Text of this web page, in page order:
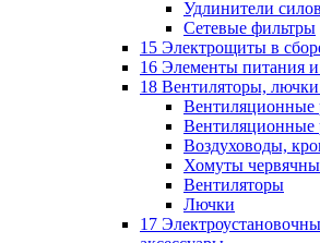
Удлинители
Сетевые фильтры
15 Электрощиты в
16 Элементы питания
18 Вентиляторы, лючки
Вентиляционные
Воздуховоды,
Хомуты
Вентиляторы
Лючки
17